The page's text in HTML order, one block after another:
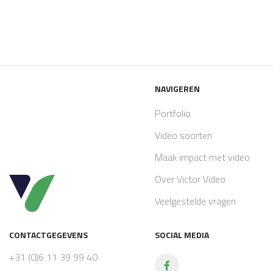
NAVIGEREN
Portfolio
Video soorten
Maak impact met video
Over Victor Video
Veelgestelde vragen
CONTACTGEGEVENS
+31 (0)6 11 39 99 40
SOCIAL MEDIA